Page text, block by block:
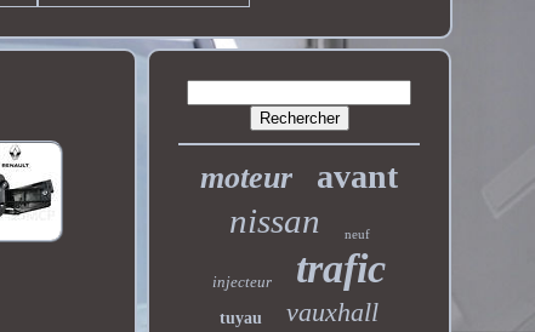
moteur avant
nissan neuf
injecteur trafic
tuyau vauxhall